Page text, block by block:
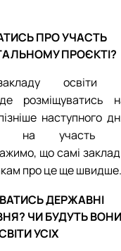
ПРО УЧАСТЬ
ПРОЄКТІ?
освіти
розміщуватись
наступного
на участь
що самі
про це ще швидше.
ДЕРЖАВНІ
ЧИ БУДУТЬ ВОНИ
УСІХ